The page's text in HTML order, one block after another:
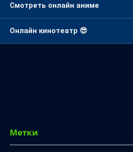
Смотреть онлайн аниме
Онлайн кинотеатр 😎
Метки